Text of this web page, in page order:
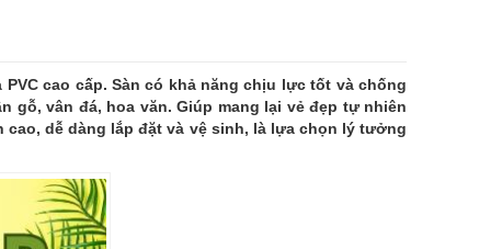
cao cấp. Sàn có khả năng chịu lực tốt và chống
gỗ, vân đá, hoa văn. Giúp mang lại vẻ đẹp tự nhiên
dễ dàng lắp đặt và vệ sinh, là lựa chọn lý tưởng